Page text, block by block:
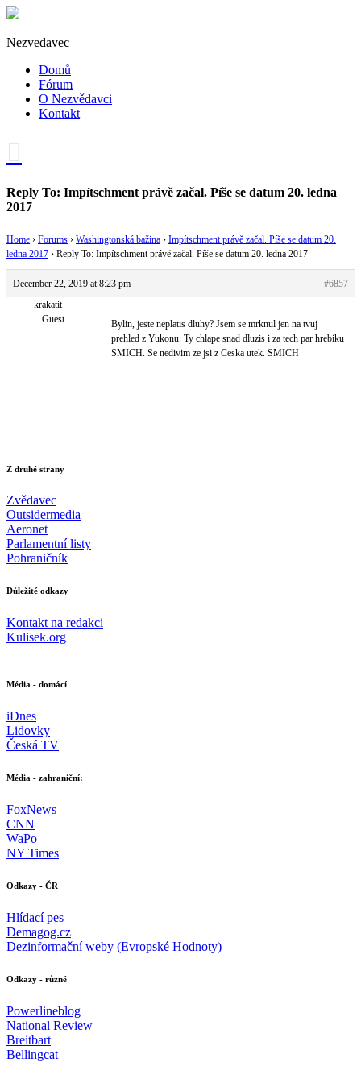
Nezvedavec
Domů
Fórum
O Nezvědavci
Kontakt
Reply To: Impítschment právě začal. Píše se datum 20. ledna
2017
Home › Forums › Washingtonská bažina › Impítschment právě začal. Píše se datum 20.
ledna 2017 › Reply To: Impítschment právě začal. Píše se datum 20. ledna 2017
December 22, 2019 at 8:23 pm
#6857
krakatit
Guest
Bylin, jeste neplatis dluhy? Jsem se mrknul jen na tvuj
prehled z Yukonu. Ty chlape snad dluzis i za tech par hrebiku
SMICH. Se nedivim ze jsi z Ceska utek. SMICH
Z druhé strany
Zvědavec
Outsidermedia
Aeronet
Parlamentní listy
Pohraničník
Důležité odkazy
Kontakt na redakci
Kulisek.org
Média - domácí
iDnes
Lidovky
Česká TV
Média - zahraniční:
FoxNews
CNN
WaPo
NY Times
Odkazy - ČR
Hlídací pes
Demagog.cz
Dezinformační weby (Evropské Hodnoty)
Odkazy - různé
Powerlineblog
National Review
Breitbart
Bellingcat